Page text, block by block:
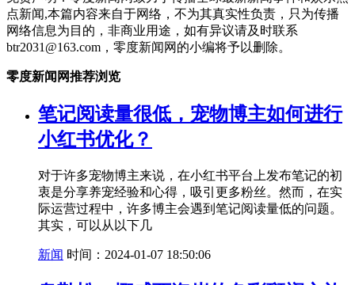
点新闻,本篇内容来自于网络，不为其真实性负责，只为传播
网络信息为目的，非商业用途，如有异议请及时联系
btr2031@163.com，零度新闻网的小编将予以删除。
零度新闻网推荐浏览
笔记阅读量很低，宠物博主如何进行
小红书优化？
对于许多宠物博主来说，在小红书平台上发布笔记的初
衷是分享养宠经验和心得，吸引更多粉丝。然而，在实
际运营过程中，许多博主会遇到笔记阅读量低的问题。
其实，可以从以下几
新闻 时间：2024-01-07 18:50:06